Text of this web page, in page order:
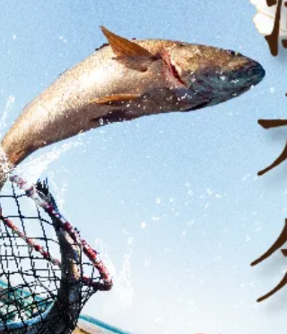
上次出遊 是什麼時候了?!! 走吧~我們出門走走 撒野
旅店手速訂房 https://reurl.cc/83dgXb 三天兩夜套
自由配 #我在澎湖撒野旅店 #等你來澎湖撒野 #澎湖
套裝優惠 #澎湖合法民宿 #三天兩夜自由行 #澎湖旅
遊 #澎湖租車